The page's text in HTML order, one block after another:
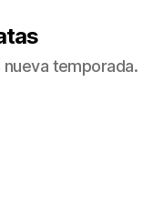
temporada.